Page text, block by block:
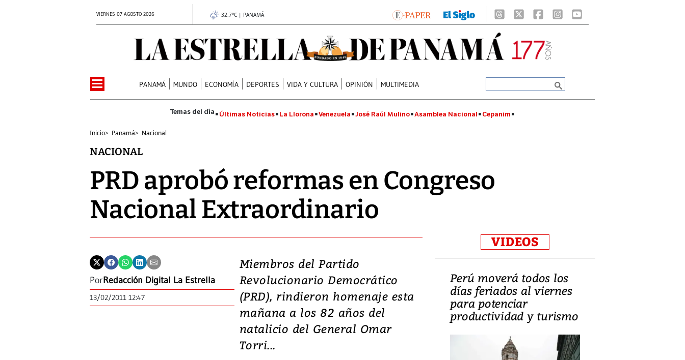
VIERNES 07 AGOSTO 2026 32.7°C | PANAMÁ
PANAMÁ MUNDO ECONOMÍA DEPORTES VIDA Y CULTURA OPINIÓN MULTIMEDIA
Últimas Noticias La Llorona Venezuela José Raúl Mulino Asamblea Nacional Cepanim
Inicio> Panamá> Nacional
NACIONAL
PRD aprobó reformas en Congreso
Nacional Extraordinario
PorRedacción Digital La Estrella
13/02/2011 12:47
Miembros del Partido
Revolucionario Democrático
(PRD), rindieron homenaje esta
mañana a los 82 años del
natalicio del General Omar
Torri...
VIDEOS
Video: Lula lanza su
candidatura con
promesas de inversión
en defensa, educación y
tierras raras
Perú moverá todos los
días feriados al viernes
para potenciar
productividad y turismo